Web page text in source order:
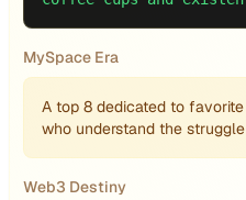
MySpace Era
A top 8 dedicated to
who understand the
Web3 Destiny